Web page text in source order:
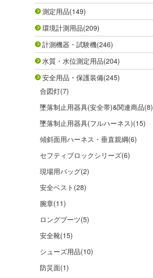
測定用品(149)
環境計測用品(209)
計測機器・試験機(246)
水質・水位測定用品(204)
安全用品・保護装備(245)
合図灯(7)
墜落制止用器具(安全帯)&関連商品(8)
墜落制止用器具(フルハーネス)(15)
傾斜面用ハーネス・垂直親綱(6)
セフティブロックシリーズ(6)
現場用バッグ(2)
安全ベスト (28)
腕章(11)
ロングブーツ(5)
安全靴(15)
シューズ用品(10)
防災面(1)